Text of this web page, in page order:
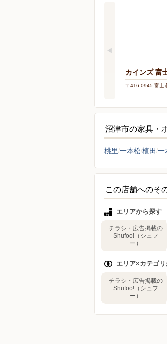
カインズ 富
〒416-0945 富士
沼津市の家具・
桃里 一本松植田 一
この店舗へのそ
エリアから探す
チラシ・広告掲載の
Shufoo!（シュフ
ー）
エリア×カテゴ
チラシ・広告掲載の
Shufoo!（シュフ
ー）